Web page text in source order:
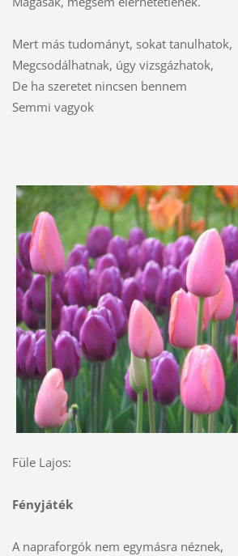
Mert más tudományt, sokat tanulhatok,
Megcsodálhatnak, úgy vizsgázhatok,
De ha szeretet nincsen bennem
Semmi vagyok
Füle Lajos:
Fényjáték
A napraforgók nem egymásra néznek,